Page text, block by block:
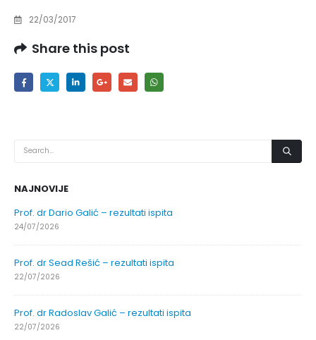
22/03/2017
Share this post
NAJNOVIJE
Prof. dr Dario Galić – rezultati ispita
24/07/2026
Prof. dr Sead Rešić – rezultati ispita
22/07/2026
Prof. dr Radoslav Galić – rezultati ispita
22/07/2026